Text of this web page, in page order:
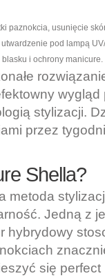
paznokcia, usunięcie
pod lampą
i ochrony manicure.
wygląd
stylizacji.
przez
Shella?
metoda
Jedną z
hybrydowy
się